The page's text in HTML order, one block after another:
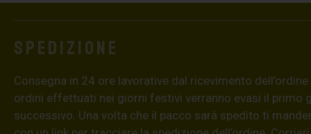
Spedizione
Consegna in 24 ore lavorative dal ricevimento
ordini effettuati nei giorni festivi verranno evasi il primo
successivo. Una volta che il pacco sarà spedito ti